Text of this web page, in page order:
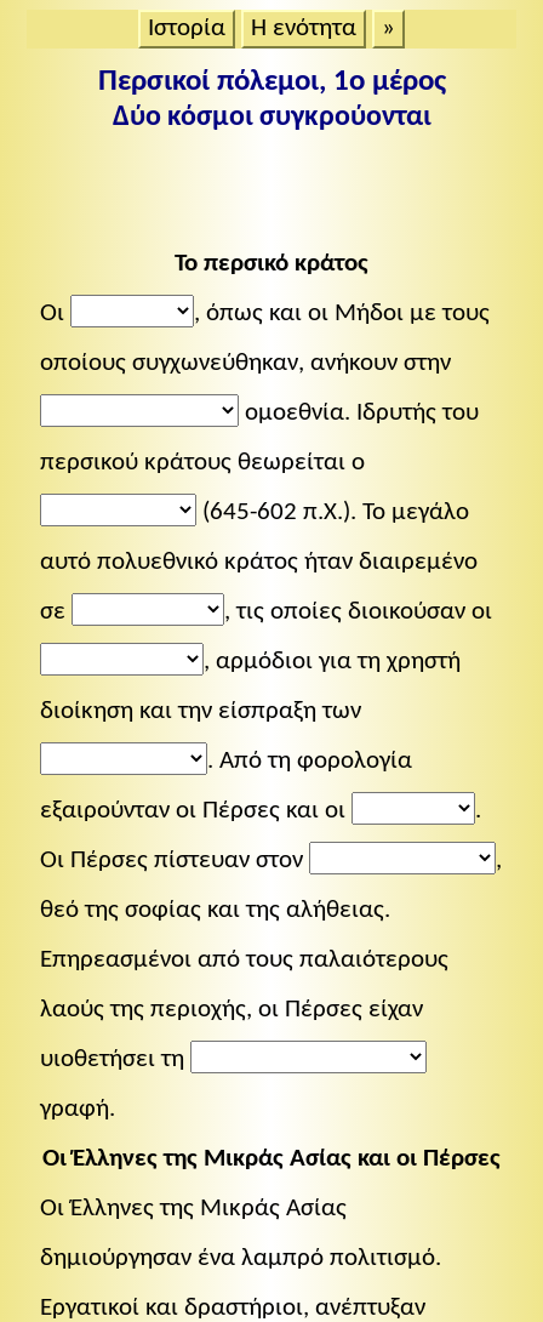
Ιστορία Η ενότητα »
Περσικοί πόλεμοι, 1ο μέρος
Δύο κόσμοι συγκρούονται
Το περσικό κράτος
Οι
, όπως και οι Μήδοι με τους
οποίους συγχωνεύθηκαν, ανήκουν στην
ομοεθνία. Ιδρυτής του
περσικού κράτους θεωρείται ο
(645-602 π.Χ.). Το μεγάλο
αυτό πολυεθνικό κράτος ήταν διαιρεμένο
σε
, τις οποίες διοικούσαν οι
, αρμόδιοι για τη χρηστή
διοίκηση και την είσπραξη των
. Από τη φορολογία
εξαιρούνταν οι Πέρσες και οι
.
Οι Πέρσες πίστευαν στον
,
θεό της σοφίας και της αλήθειας.
Επηρεασμένοι από τους παλαιότερους
λαούς της περιοχής, οι Πέρσες είχαν
υιοθετήσει τη
γραφή.
Οι Έλληνες της Μικράς Ασίας και οι Πέρσες
Οι Έλληνες της Μικράς Ασίας
δημιούργησαν ένα λαμπρό πολιτισμό.
Εργατικοί και δραστήριοι, ανέπτυξαν